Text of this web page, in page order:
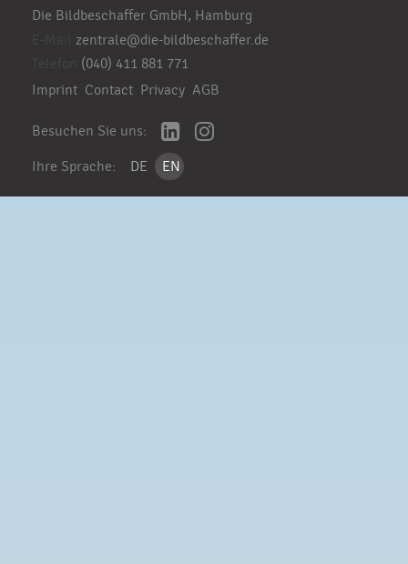
Die Bildbeschaffer GmbH, Hamburg
zentrale@die-bildbeschaffer.de
(040) 411 881 771
Imprint Contact Privacy AGB
Besuchen Sie uns:
Ihre Sprache: DE EN